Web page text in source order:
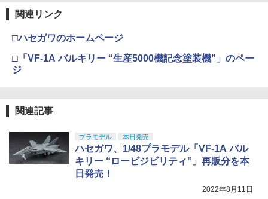
関連リンク
□ハセガワのホームページ
□「VF-1A バルキリー “生産5000機記念塗装機”」のペー
ジ
関連記事
プラモデル 本日発売
ハセガワ、1/48プラモデル「VF-1A バル
キリー “ロービジビリティ”」再販分を本
日発売！
2022年8月11日